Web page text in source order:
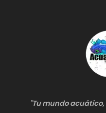
"Tu mundo